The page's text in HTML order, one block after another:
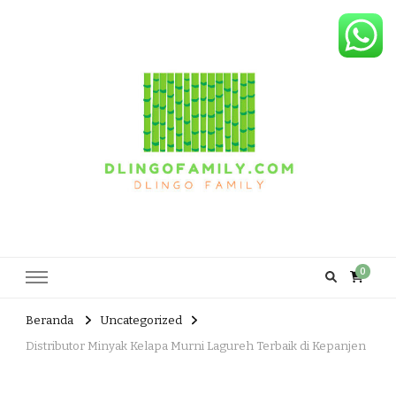
0
Beranda
Uncategorized
Distributor Minyak Kelapa Murni Lagureh Terbaik di Kepanjen